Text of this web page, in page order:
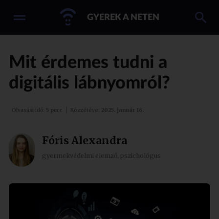
GYEREK A NETEN
Mit érdemes tudni a
digitális lábnyomról?
Fóris Alexandra
gyermekvédelmi elemző, pszichológus
Olvasási idő: 5 perc Közzétéve: 2025. január 16.